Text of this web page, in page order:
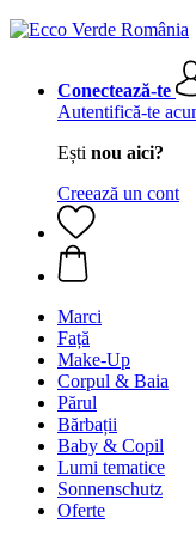
Conectează-te
Autentifică-te
Ești nou aici?
Creează un cont
Marci
Față
Make-Up
Corpul & Baia
Părul
Bărbații
Baby & Copil
Lumi tematice
Sonnenschutz
Oferte